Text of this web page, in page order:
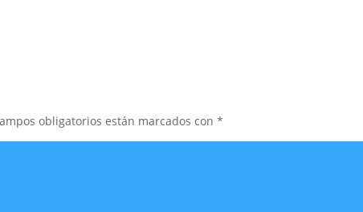
obligatorios están marcados con*